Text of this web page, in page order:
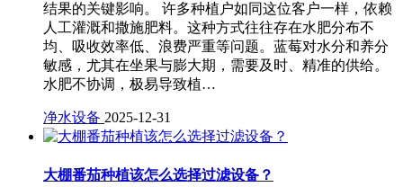
结果的关键影响。 许多种植户如同这位客户一样，依赖
人工灌溉和撒施肥料。这种方式往往存在水肥分布不
均、吸收效率低、浪费严重等问题。蓝莓对水分和养分
敏感，尤其在坐果与膨大期，需要及时、精准的供给。
水肥不协调，极易导致植…
净水设备 2025-12-31
大棚番茄种植该怎么选择过滤设备？